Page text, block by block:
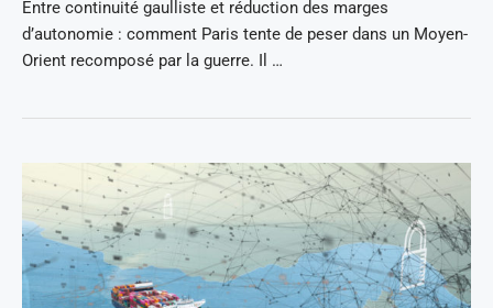
Entre continuité gaulliste et réduction des marges
d’autonomie : comment Paris tente de peser dans un Moyen-
Orient recomposé par la guerre. Il …